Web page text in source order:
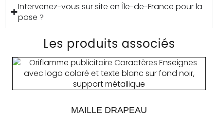
Intervenez-vous sur site en Île-de-France pour la
pose ?
Les produits associés
MAILLE DRAPEAU